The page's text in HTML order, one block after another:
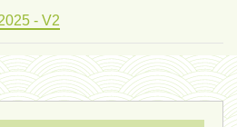
- V2